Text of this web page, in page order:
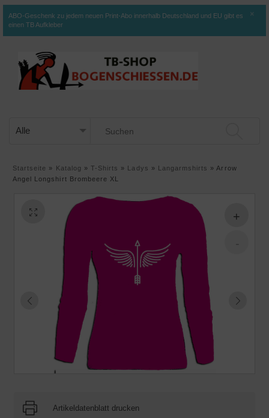
ABO-Geschenk zu jedem neuen Print-Abo innerhalb Deutschland und EU gibt es
einen TB Aufkleber
×
Startseite » Katalog » T-Shirts » Ladys » Langarmshirts » Arrow
Angel Longshirt Brombeere XL
Artikeldatenblatt drucken